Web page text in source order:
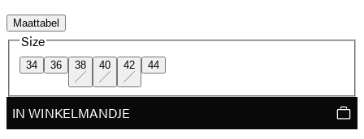
Maattabel
Size
34 36 38 40 42 44
IN WINKELMANDJE